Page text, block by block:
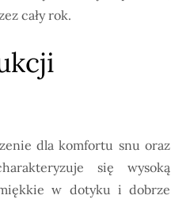
cały rok.
dla komfortu snu oraz
się wysoką
w dotyku i dobrze